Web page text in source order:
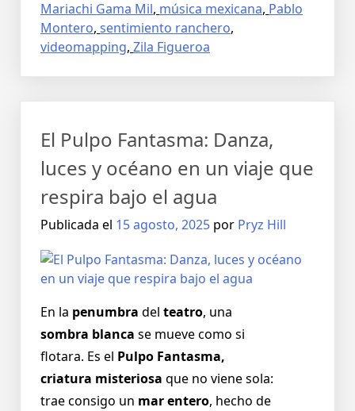
Mariachi Gama Mil, música mexicana, Pablo
Montero, sentimiento ranchero,
videomapping, Zila Figueroa
El Pulpo Fantasma: Danza,
luces y océano en un viaje que
respira bajo el agua
Publicada el 15 agosto, 2025 por Pryz Hill
En la penumbra del teatro, una
sombra blanca se mueve como si
flotara. Es el Pulpo Fantasma,
criatura misteriosa que no viene sola:
trae consigo un mar entero, hecho de